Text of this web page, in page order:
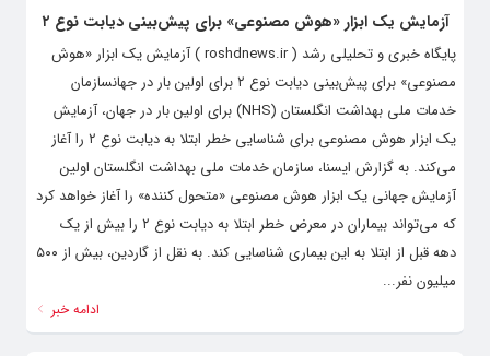
آزمایش یک ابزار «هوش مصنوعی» برای پیش‌بینی دیابت نوع ۲
پایگاه خبری و تحلیلی رشد ( roshdnews.ir ) آزمایش یک ابزار «هوش
مصنوعی» برای پیش‌بینی دیابت نوع ۲ برای اولین بار در جهانسازمان
خدمات ملی بهداشت انگلستان (NHS) برای اولین بار در جهان، آزمایش
یک ابزار هوش مصنوعی برای شناسایی خطر ابتلا به دیابت نوع ۲ را آغاز
می‌کند. به گزارش ایسنا، سازمان خدمات ملی بهداشت انگلستان اولین
آزمایش جهانی یک ابزار هوش مصنوعی «متحول کننده» را آغاز خواهد کرد
که می‌تواند بیماران در معرض خطر ابتلا به دیابت نوع ۲ را بیش از یک
دهه قبل از ابتلا به این بیماری شناسایی کند. به نقل از گاردین، بیش از ۵۰۰
میلیون نفر...
ادامه خبر